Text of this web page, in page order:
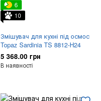
6
10
Змішувач для кухні під осмос
Topaz Sardinia TS 8812-H24
5 368.00 грн
В наявності